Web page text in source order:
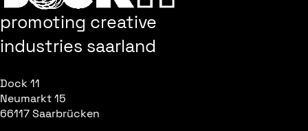
promoting creative
industries saarland
Dock 11
Neumarkt 15
66117 Saarbrücken